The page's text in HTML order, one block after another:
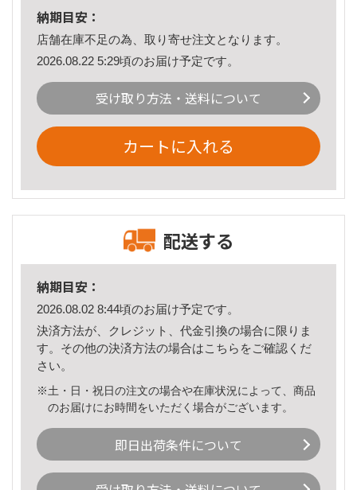
納期目安：
店舗在庫不足の為、取り寄せ注文となります。
2026.08.22 5:29頃のお届け予定です。
受け取り方法・送料について
カートに入れる
配送する
納期目安：
2026.08.02 8:44頃のお届け予定です。
決済方法が、クレジット、代金引換の場合に限りま
す。その他の決済方法の場合はこちら をご確認くだ
さい。
※土・日・祝日の注文の場合や在庫状況によって、商品
のお届けにお時間をいただく場合がございます。
即日出荷条件について